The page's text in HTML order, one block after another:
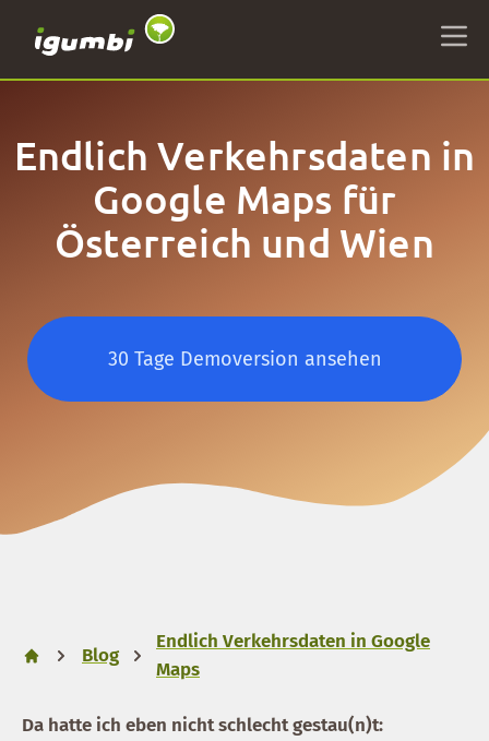
Endlich Verkehrsdaten in
Google Maps für
Österreich und Wien
30 Tage Demoversion ansehen
Blog
Endlich Verkehrsdaten in Google
Maps
Da hatte ich eben nicht schlecht gestau(n)t: